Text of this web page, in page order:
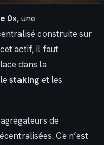
0x, une
construite sur
actif, il faut
dans la
staking et les
de
Ce n’est